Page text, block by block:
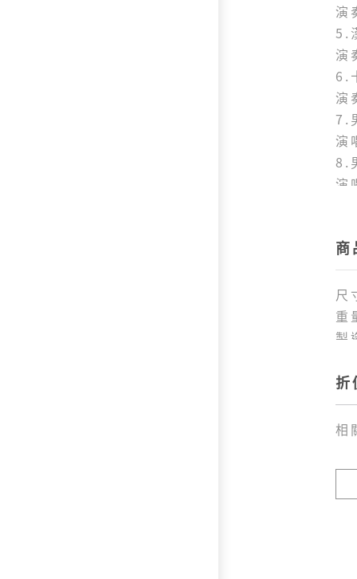
演
5.
演
6.
演
7.
演
8.
演
演
演
演
商
重
製
折
相